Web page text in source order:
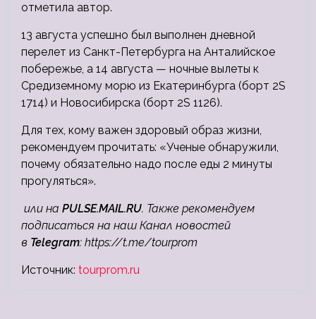
отметила автор.
13 августа успешно был выполнен дневной
перелет из Санкт-Петербурга на Анталийское
побережье, а 14 августа — ночные вылеты к
Средиземному морю из Екатеринбурга (борт 2S
1714) и Новосибирска (борт 2S 1126).
Для тех, кому важен здоровый образ жизни,
рекомендуем прочитать: «Ученые обнаружили,
почему обязательно надо после еды 2 минуты
прогуляться».
или на PULSE.MAIL.RU. Также рекомендуем
подписаться на наш Канал новостей
в Telegram: https://t.me/tourprom
Источник: tourprom.ru